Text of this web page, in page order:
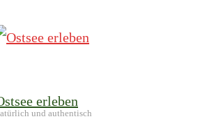
Zum
erleben
und authentisch